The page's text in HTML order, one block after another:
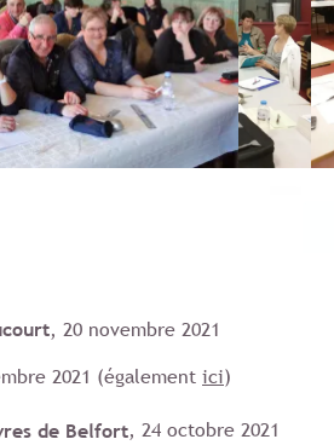
, 20 novembre 2021
2021 (également ici)
de Belfort, 24 octobre 2021